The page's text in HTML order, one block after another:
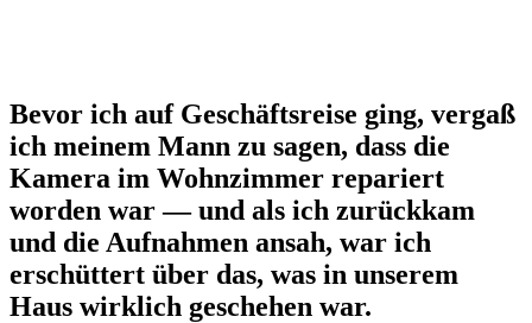
Bevor ich auf Geschäftsreise ging, vergaß
ich meinem Mann zu sagen, dass die
Kamera im Wohnzimmer repariert
worden war — und als ich zurückkam
und die Aufnahmen ansah, war ich
erschüttert über das, was in unserem
Haus wirklich geschehen war.